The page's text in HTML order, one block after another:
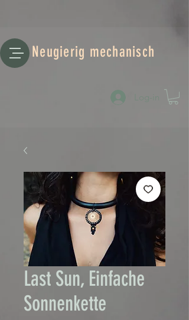
Neugierig mechanisch
Log-in
Last Sun, Einfache
Sonnenkette